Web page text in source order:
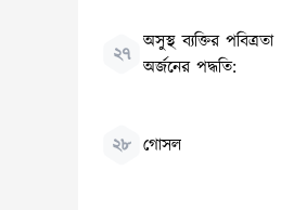
২৭
অসুস্থ ব্যক্তির পবিত্রতা
অর্জনের পদ্ধতি:
২৮ গোসল